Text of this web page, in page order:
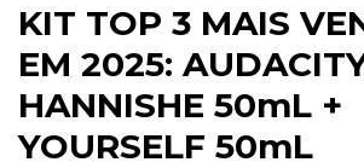
KIT TOP 3 MAIS
EM 2025:
HANNISHE 50mL +
YOURSELF 50mL